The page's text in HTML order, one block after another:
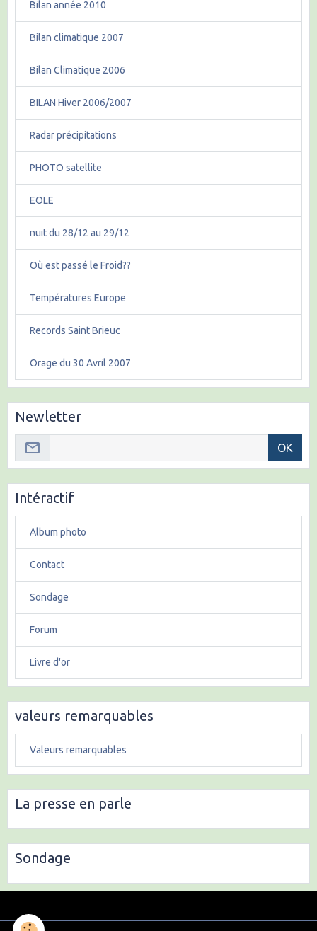
Bilan année 2010
Bilan climatique 2007
Bilan Climatique 2006
BILAN Hiver 2006/2007
Radar précipitations
PHOTO satellite
EOLE
nuit du 28/12 au 29/12
Où est passé le Froid??
Températures Europe
Records Saint Brieuc
Orage du 30 Avril 2007
Newletter
OK
Intéractif
Album photo
Contact
Sondage
Forum
Livre d'or
valeurs remarquables
Valeurs remarquables
La presse en parle
Sondage